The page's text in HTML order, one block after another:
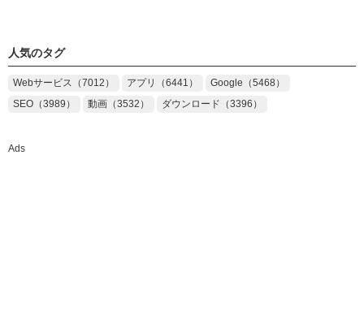
人気のタグ
Webサービス（7012） アプリ（6441）
Google（5468）
SEO（3989）
動画（3532） ダウンロード（3396）
Ads